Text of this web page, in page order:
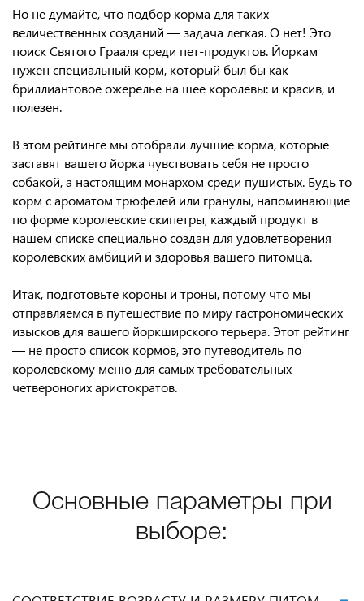
Но не думайте, что подбор корма для таких
величественных созданий — задача легкая. О нет! Это
поиск Святого Грааля среди пет-продуктов. Йоркам
нужен специальный корм, который был бы как
бриллиантовое ожерелье на шее королевы: и красив, и
полезен.
В этом рейтинге мы отобрали лучшие корма, которые
заставят вашего йорка чувствовать себя не просто
собакой, а настоящим монархом среди пушистых. Будь то
корм с ароматом трюфелей или гранулы, напоминающие
по форме королевские скипетры, каждый продукт в
нашем списке специально создан для удовлетворения
королевских амбиций и здоровья вашего питомца.
Итак, подготовьте короны и троны, потому что мы
отправляемся в путешествие по миру гастрономических
изысков для вашего йоркширского терьера. Этот рейтинг
— не просто список кормов, это путеводитель по
королевскому меню для самых требовательных
четвероногих аристократов.
Основные параметры при
выборе: